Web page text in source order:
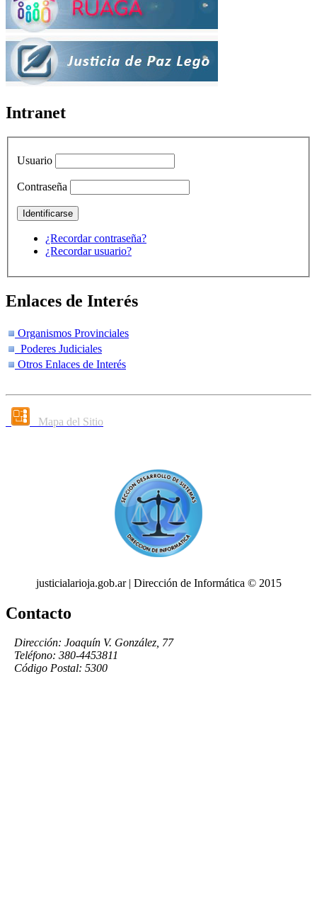
Intranet
Usuario
Contraseña
¿Recordar contraseña?
¿Recordar usuario?
Enlaces de Interés
Organismos Provinciales
Poderes Judiciales
Otros Enlaces de Interés
Mapa del Sitio
justicialarioja.gob.ar | Dirección de Informática © 2015
Contacto
Dirección: Joaquín V. González, 77
Teléfono: 380-4453811
Código Postal: 5300